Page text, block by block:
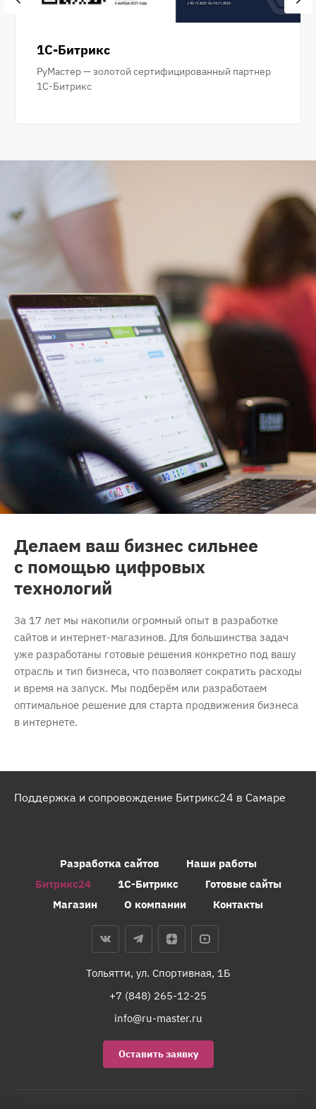
1С-Битрикс
РуМастер — золотой сертифицированный партнер
1С-Битрикс
Делаем ваш бизнес сильнее
с помощью цифровых
технологий
За 17 лет мы накопили огромный опыт в разработке
сайтов и интернет-магазинов. Для большинства задач
уже разработаны готовые решения конкретно под вашу
отрасль и тип бизнеса, что позволяет сократить расходы
и время на запуск. Мы подберём или разработаем
оптимальное решение для старта продвижения бизнеса
в интернете.
Поддержка и сопровождение Битрикс24 в Самаре
Разработка сайтов
Наши работы
Битрикс24
1С-Битрикс
Готовые сайты
Магазин
О компании Контакты
Тольятти, ул. Спортивная, 1Б
+7 (848) 265-12-25
info@ru-master.ru
Оставить заявку